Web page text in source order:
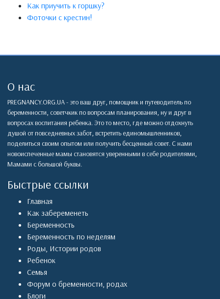
Как приучить к горшку?
Фоточки с крестин!
О нас
PREGNANCY.ORG.UA - это ваш друг, помощник и путеводитель по
беременности, советчкик по вопросам планирования, ну и друг в
вопросах воспитания ребенка. Это то место, где можно отдохнуть
душой от повседневных забот, встретить единомышленников,
поделиться своим опытом или получить бесценный совет. С нами
новоиспеченные мамы становятся уверенными в себе родителями,
Мамами с большой буквы.
Быстрые ссылки
Главная
Как забеременеть
Беременность
Беременность по неделям
Роды, Истории родов
Ребенок
Семья
Форум о бременности, родах
Блоги